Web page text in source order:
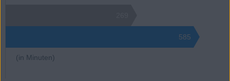
585
(in Minuten)